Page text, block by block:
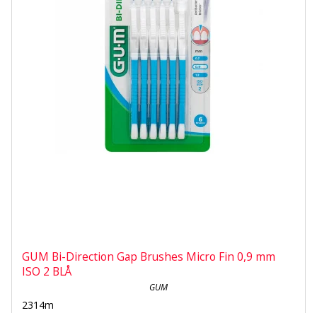
GUM Bi-Direction Gap Brushes Micro Fin 0,9 mm
ISO 2 BLÅ
GUM
2314m